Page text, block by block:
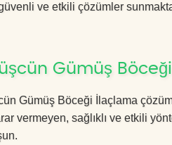
ve etkili çözümler
Gümüş
Gümüş Böceği İlaçlama
vermeyen, sağlıklı ve etkili